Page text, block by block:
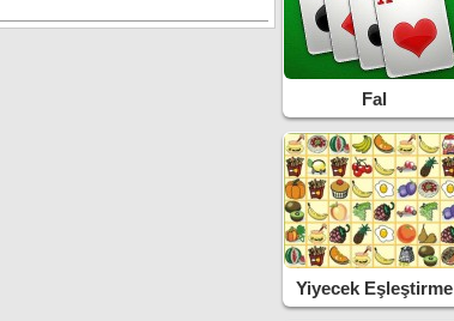
Fal
Yiyecek Eşleştirme